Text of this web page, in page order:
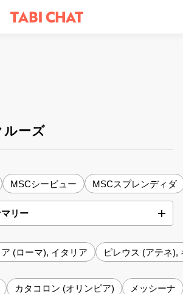
ルーズ
MSCシービュー MSCスプレンディダ
リー
(ローマ), イタリア ピレウス (アテネ),
カタコロン (オリンピア) メッシーナ